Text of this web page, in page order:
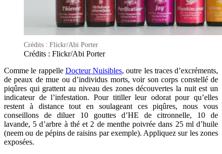
Crédits : Flickr/Abi Porter
Crédits : Flickr/Abi Porter
Comme le rappelle Docteur Nuisibles, outre les traces d’excréments,
de peaux de mue ou d’individus morts, voir son corps constellé de
piqûres qui grattent au niveau des zones découvertes la nuit est un
indicateur de l’infestation. Pour titiller leur odorat pour qu’elles
restent à distance tout en soulageant ces piqûres, nous vous
conseillons de diluer 10 gouttes d’HE de citronnelle, 10 de
lavande, 5 d’arbre à thé et 2 de menthe poivrée dans 25 ml d’huile
(neem ou de pépins de raisins par exemple). Appliquez sur les zones
exposées.